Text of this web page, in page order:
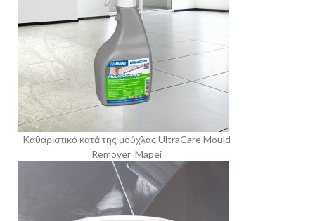
Kαθαριστικό κατά της μούχλας UltraCare Mould
Remover Mapei